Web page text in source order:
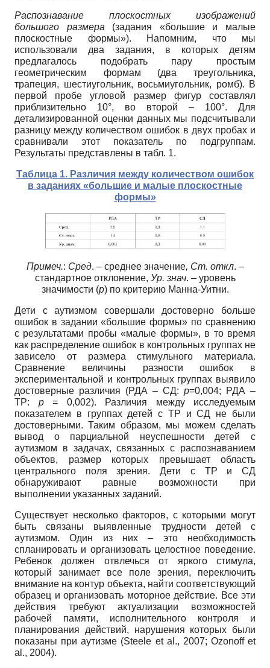
Распознавание плоскостных изображений
большого размера (задания «большие и малые
плоскостные формы»). Напомним, что мы
использовали два задания, в которых детям
предлагалось подобрать пару простым
геометрическим формам (два треугольника,
трапеция, шестиугольник, восьмиугольник, ромб). В
первой пробе угловой размер фигур составлял
приблизительно 10°, во второй – 100°. Для
детализированной оценки данных мы подсчитывали
разницу между количеством ошибок в двух пробах и
сравнивали этот показатель по подгруппам.
Результаты представлены в табл. 1.
Таблица 1. Различия между количеством ошибок
в заданиях «большие и малые плоскостные
формы»
Примеч.: Сред. – среднее значение, Ст. откл. –
стандартное отклонение, Ур. знач. – уровень
значимости (p) по критерию Манна-Уитни.
Дети с аутизмом совершали достоверно больше
ошибок в задании «большие формы» по сравнению
с результатами пробы «малые формы», в то время
как распределение ошибок в контрольных группах не
зависело от размера стимульного материала.
Сравнение величины разности ошибок в
экспериментальной и контрольных группах выявило
достоверные различия (РДА – СД: p=0,004; РДА –
ТР: p= 0,002). Различия между исследуемым
показателем в группах детей с ТР и СД не были
достоверными. Таким образом, мы можем сделать
вывод о парциальной неуспешности детей с
аутизмом в задачах, связанных с распознаванием
объектов, размер которых превышает область
центрального поля зрения. Дети с ТР и СД
обнаруживают равные возможности при
выполнении указанных заданий.
Существует несколько факторов, с которыми могут
быть связаны выявленные трудности детей с
аутизмом. Один из них – это необходимость
спланировать и организовать целостное поведение.
Ребенок должен отвлечься от яркого стимула,
который занимает все поле зрения, переключить
внимание на контур объекта, найти соответствующий
образец и организовать моторное действие. Все эти
действия требуют актуализации возможностей
рабочей памяти, исполнительного контроля и
планирования действий, нарушения которых были
показаны при аутизме (Steele et al., 2007; Ozonoff et
al., 2004).